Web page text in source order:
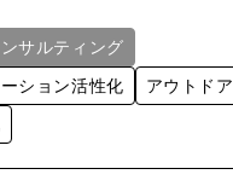
サルティング
ション活性化
アウトドア